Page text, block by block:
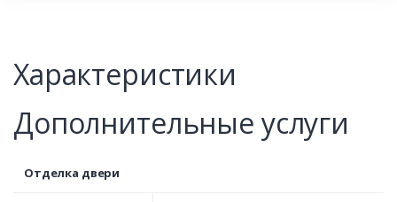
Характеристики
Дополнительные услуги
Отделка двери